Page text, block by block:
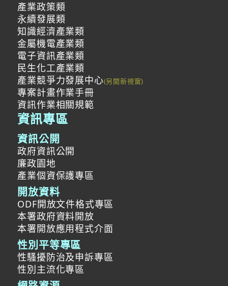
產業政策類
永續發展類
知識經濟產業類
金屬機電產業類
電子資訊產業類
民生化工產業類
產業競爭力發展中心
專案計畫作業手冊
資訊作業相關規範
資訊專區
資訊公開
政府資訊公開
廉政園地
產業個資保護專區
開放資料
ODF開放文件格式專區
本署政府資料開放
本署開放應用程式介面
性別平等專區
性騷擾防治及申訴專區
性別主流化專區